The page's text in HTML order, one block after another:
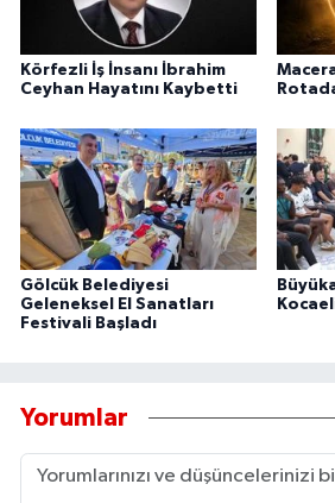
Körfezli İş İnsanı İbrahim
Ceyhan Hayatını Kaybetti
Gölcük Belediyesi
Geleneksel El Sanatları
Festivali Başladı
Yorumlar